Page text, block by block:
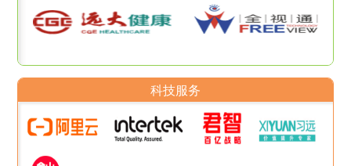
科技服务